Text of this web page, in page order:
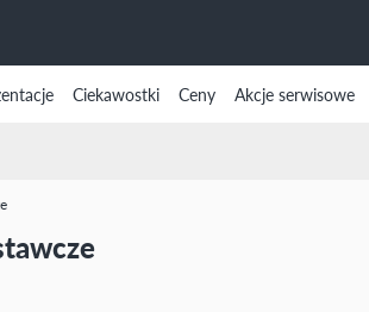
Ciekawostki Ceny Akcje serwisowe